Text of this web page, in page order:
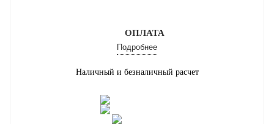
ОПЛАТА
Подробнее
Наличный и безналичный расчет